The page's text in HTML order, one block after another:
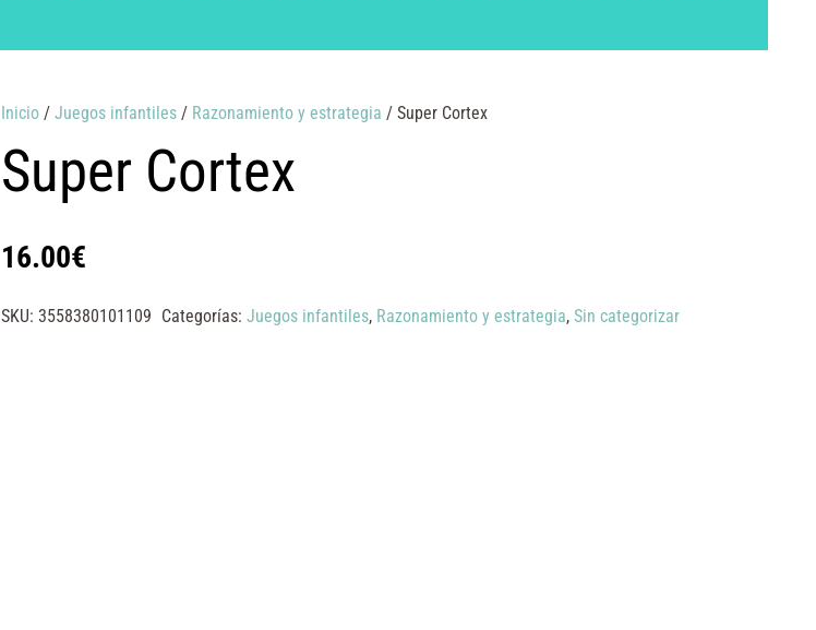
Inicio/ Juegos infantiles/ Razonamiento y estrategia / Super Cortex
Super Cortex
16.00€
SKU: 3558380101109 Categorías: Juegos infantiles, Razonamiento y estrategia, Sin categorizar